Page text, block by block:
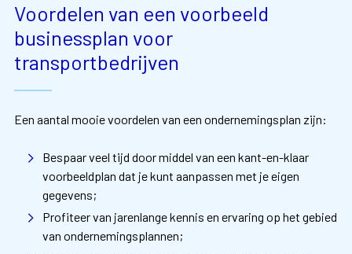
Voordelen van een voorbeeld
businessplan voor
transportbedrijven
Een aantal mooie voordelen van een ondernemingsplan zijn:
Bespaar veel tijd door middel van een kant-en-klaar
voorbeeldplan dat je kunt aanpassen met je eigen
gegevens;
Profiteer van jarenlange kennis en ervaring op het gebied
van ondernemingsplannen;